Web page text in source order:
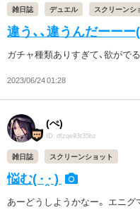
雑日誌 デュエル スクリーンシ
違う、、違うんだーー
ガチャ種類ありすぎて、欲がで
2023/06/24 01:28
(ぺ)
ID: dfzqe93t35bz
雑日誌 スクリーンショット
悩む( ⋅ ̯⋅ )
あーどうしようかなー。 エニグ